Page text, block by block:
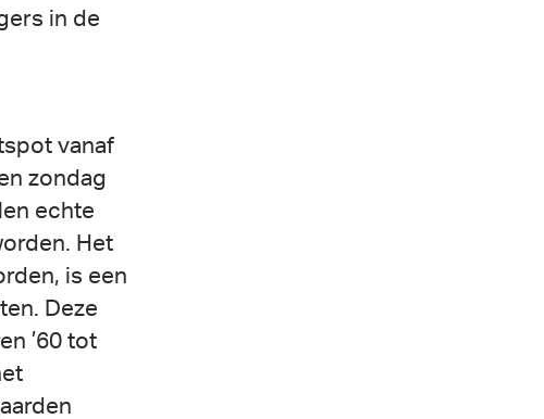
in de
vanaf
zondag
echte
Het
is een
Deze
’60 tot